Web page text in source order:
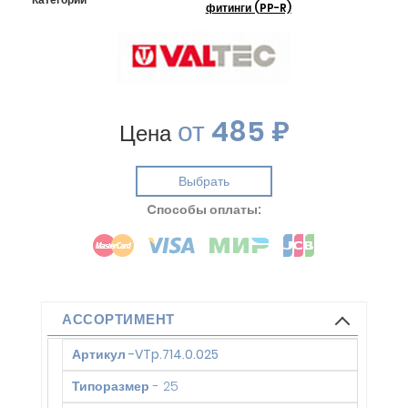
фитинги (PP-R)
Ценаот485 ₽
Выбрать
Cпособы оплаты:
АССОРТИМЕНТ
Артикул -VTp.714.0.025
Типоразмер - 25